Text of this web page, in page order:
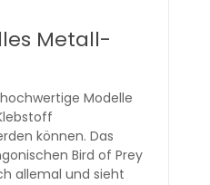
Metall-
Modelle
können. Das
Bird of Prey
allemal und sieht